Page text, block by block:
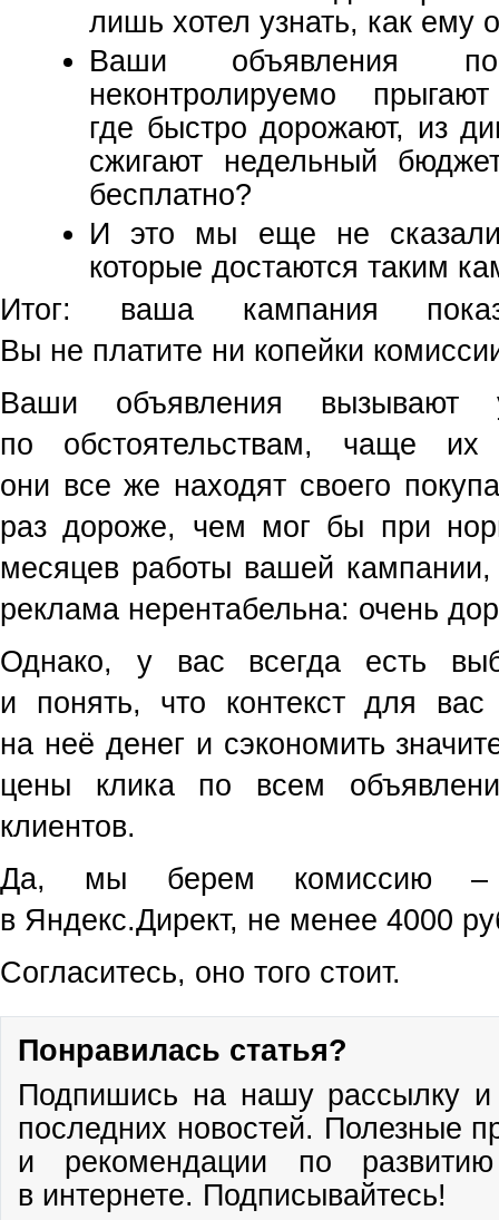
лишь хотел узнать, как ему
Ваши объявления
неконтролируемо
где быстро дорожают, из
сжигают недельный
бесплатно?
И это мы еще не сказали
которые достаются таким
Итог: ваша кампания
Вы не платите ни копейки
Ваши объявления
по обстоятельствам, чаще
они все же находят своего
раз дороже, чем мог бы при
месяцев работы вашей кампании,
реклама нерентабельна: очень
Однако, у вас всегда есть
и понять, что контекст для
на неё денег и сэкономить
цены клика по всем
клиентов.
Да, мы берем комиссию –
в Яндекс.Директ, не менее 4000
Согласитесь, оно того стоит.
Понравилась статья?
Подпишись на нашу рассылку и
последних новостей. Полезные
и рекомендации по
в интернете. Подписывайтесь!